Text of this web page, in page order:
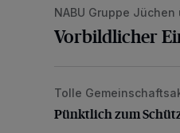
NABU Gruppe
Vorbildlicher
Pünktlich zum
Tolle
Pünktlich zum